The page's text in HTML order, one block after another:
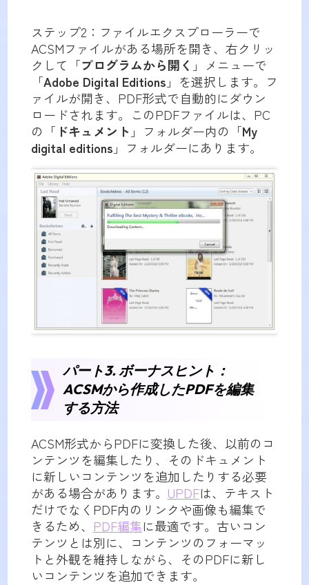
ステップ2：ファイルエクスプローラーで
ACSMファイルがある場所を開き、右クリッ
クして「プログラムから開く 」メニューで
「Adobe Digital Editions 」を選択します。フ
ァイルが開き、PDF形式で自動的にダウン
ロードされます。このPDFファイルは、PC
の「 ドキュメント 」フォルダー内の「My
digital editions 」フォルダーにあります。
パート3. ボーナスヒント：
ACSMから作成したPDFを編集
する方法
ACSM形式からPDFに変換した後、以前のコ
ンテンツを編集したり、そのドキュメント
に新しいコンテンツを追加したりする必要
がある場合があります。 UPDFは、テキスト
だけでなくPDF内のリンクや画像も編集で
きるため、 PDF編集に最適です。古いコン
テンツとは別に、コンテンツのフォーマッ
トと外観を維持しながら、そのPDFに新し
いコンテンツを追加できます。